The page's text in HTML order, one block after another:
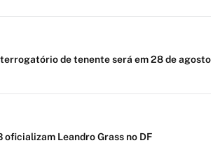
de tenente será em 28 de agosto
oficializam Leandro Grass no DF